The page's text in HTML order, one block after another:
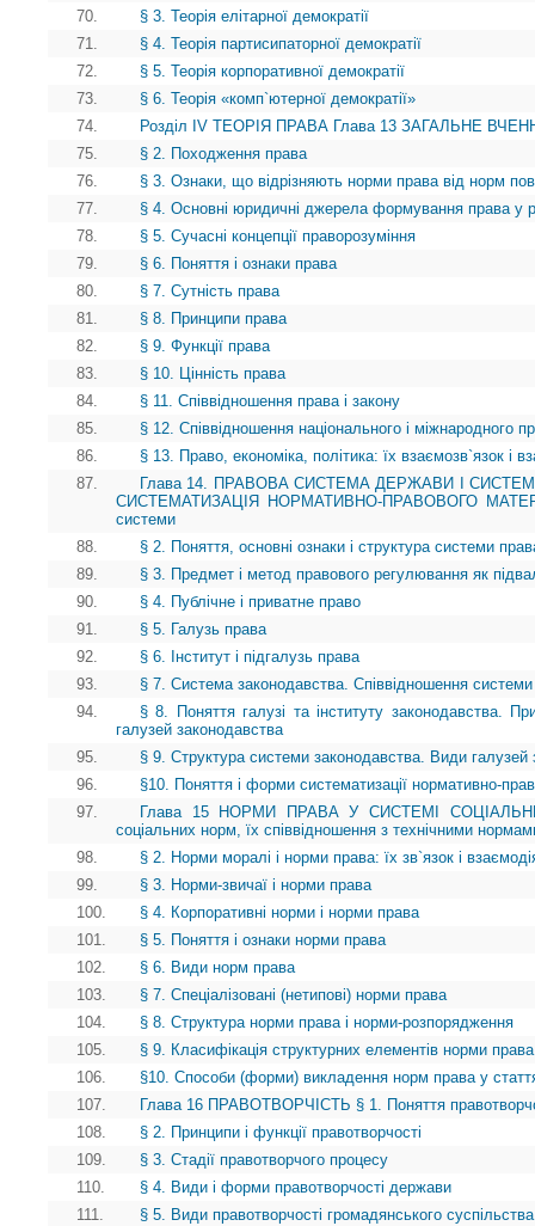
70.
§ 3. Теорія елітарної демократії
71.
§ 4. Теорія партисипаторної демократії
72.
§ 5. Теорія корпоративної демократії
73.
§ 6. Теорія «комп`ютерної демократії»
74.
Розділ IV ТЕОРІЯ ПРАВА Глава 13 ЗАГАЛЬНЕ
75.
§ 2. Походження права
76.
§ 3. Ознаки, що відрізняють норми права від норм
77.
§ 4. Основні юридичні джерела формування права у
78.
§ 5. Сучасні концепції праворозуміння
79.
§ 6. Поняття і ознаки права
80.
§ 7. Сутність права
81.
§ 8. Принципи права
82.
§ 9. Функції права
83.
§ 10. Цінність права
84.
§ 11. Співвідношення права і закону
85.
§ 12. Співвідношення національного і міжнародного
86.
§ 13. Право, економіка, політика: їх взаємозв`язок і
87.
Глава 14. ПРАВОВА СИСТЕМА ДЕРЖАВИ І
СИСТЕМАТИЗАЦІЯ НОРМАТИВНО-ПРАВОВОГО
системи
88.
§ 2. Поняття, основні ознаки і структура системи
89.
§ 3. Предмет і метод правового регулювання як
90.
§ 4. Публічне і приватне право
91.
§ 5. Галузь права
92.
§ 6. Інститут і підгалузь права
93.
§ 7. Система законодавства. Співвідношення
94.
§ 8. Поняття галузі та інституту законодавства.
галузей законодавства
95.
§ 9. Структура системи законодавства. Види галузей
96.
§10. Поняття і форми систематизації нормативно-
97.
Глава 15 НОРМИ ПРАВА У СИСТЕМІ
соціальних норм, їх співвідношення з технічними
98.
§ 2. Норми моралі і норми права: їх зв`язок і
99.
§ 3. Норми-звичаї і норми права
100.
§ 4. Корпоративні норми і норми права
101.
§ 5. Поняття і ознаки норми права
102.
§ 6. Види норм права
103.
§ 7. Спеціалізовані (нетипові) норми права
104.
§ 8. Структура норми права і норми-розпорядження
105.
§ 9. Класифікація структурних елементів норми
106.
§10. Способи (форми) викладення норм права у
107.
Глава 16 ПРАВОТВОРЧІСТЬ § 1. Поняття
108.
§ 2. Принципи і функції правотворчості
109.
§ 3. Стадії правотворчого процесу
110.
§ 4. Види і форми правотворчості держави
111.
§ 5. Види правотворчості громадянського суспільства